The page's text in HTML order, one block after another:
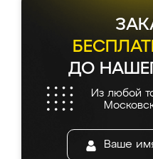
ДО
Из любой